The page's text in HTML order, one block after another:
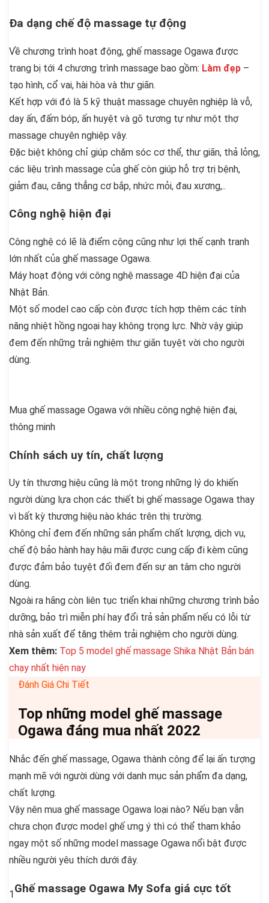
Đa dạng chế độ massage tự động
Về chương trình hoạt động, ghế massage Ogawa được
trang bị tới 4 chương trình massage bao gồm: Làm đẹp –
tạo hình, cổ vai, hài hòa và thư giãn.
Kết hợp với đó là 5 kỹ thuật massage chuyên nghiệp là vỗ,
day ấn, đấm bóp, ấn huyệt và gõ tương tự như một thợ
massage chuyên nghiệp vậy.
Đặc biệt không chỉ giúp chăm sóc cơ thể, thư giãn, thả lỏng,
các liệu trình massage của ghế còn giúp hỗ trợ trị bệnh,
giảm đau, căng thẳng cơ bắp, nhức mỏi, đau xương,..
Công nghệ hiện đại
Công nghệ có lẽ là điểm cộng cũng như lợi thế cạnh tranh
lớn nhất của ghế massage Ogawa.
Máy hoạt động với công nghệ massage 4D hiện đại của
Nhật Bản.
Một số model cao cấp còn được tích hợp thêm các tính
năng nhiệt hồng ngoại hay không trọng lực. Nhờ vậy giúp
đem đến những trải nghiệm thư giãn tuyệt vời cho người
dùng.
Mua ghế massage Ogawa với nhiều công nghệ hiện đại,
thông minh
Chính sách uy tín, chất lượng
Uy tín thương hiệu cũng là một trong những lý do khiến
người dùng lựa chọn các thiết bị ghế massage Ogawa thay
vì bất kỳ thương hiệu nào khác trên thị trường.
Không chỉ đem đến những sản phẩm chất lượng, dịch vụ,
chế độ bảo hành hay hậu mãi được cung cấp đi kèm cũng
được đảm bảo tuyệt đối đem đến sự an tâm cho người
dùng.
Ngoài ra hãng còn liên tục triển khai những chương trình bảo
dưỡng, bảo trì miễn phí hay đổi trả sản phẩm nếu có lỗi từ
nhà sản xuất để tăng thêm trải nghiệm cho người dùng.
Xem thêm: Top 5 model ghế massage Shika Nhật Bản bán
chạy nhất hiện nay
Đánh Giá Chi Tiết
Top những model ghế massage
Ogawa đáng mua nhất 2022
Nhắc đến ghế massage, Ogawa thành công để lại ấn tượng
mạnh mẽ với người dùng với danh mục sản phẩm đa dạng,
chất lượng.
Vậy nên mua ghế massage Ogawa loại nào? Nếu bạn vẫn
chưa chọn được model ghế ưng ý thì có thể tham khảo
ngay một số những model massage Ogawa nổi bật được
nhiều người yêu thích dưới đây.
1Ghế massage Ogawa My Sofa giá cực tốt